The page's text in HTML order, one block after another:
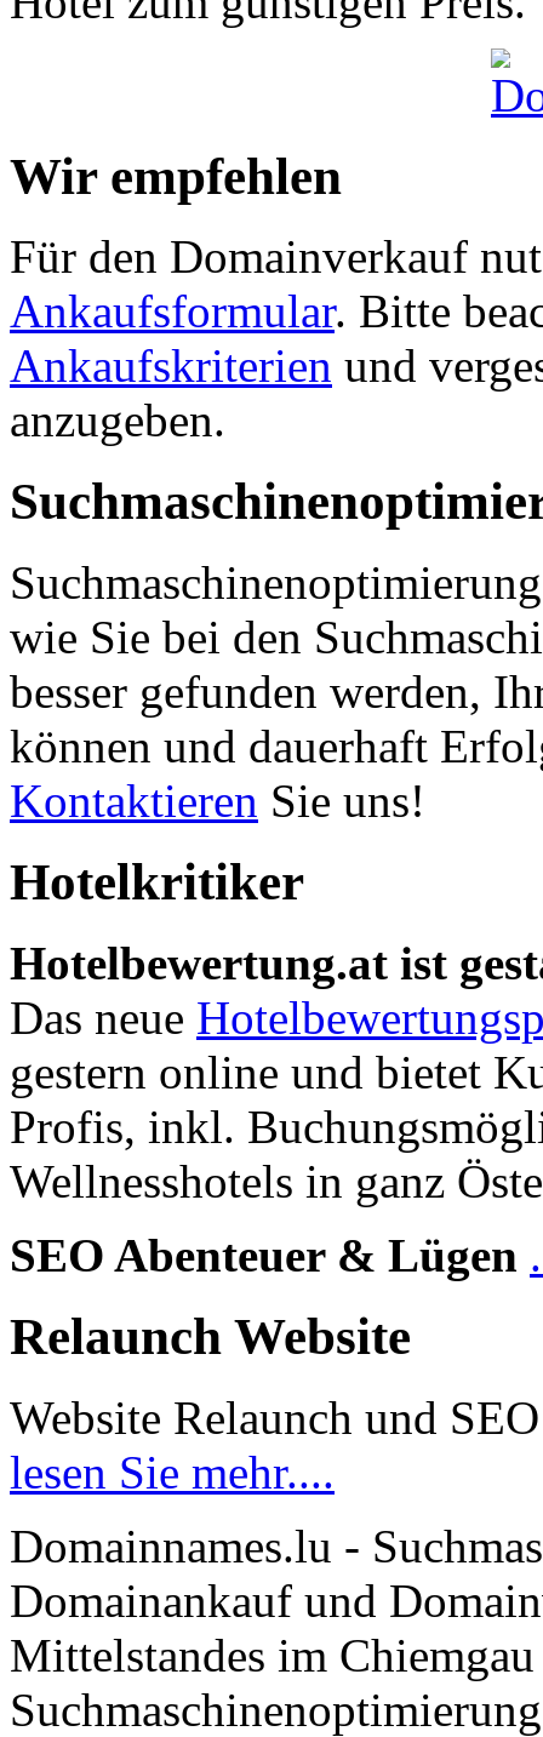
Wir empfehlen
Für den Domainverkauf
Ankaufsformular. Bitte
Ankaufskriterien und
anzugeben.
wie Sie bei den
besser gefunden werden,
können und dauerhaft
Kontaktieren Sie uns!
Hotelkritiker
Hotelbewertung.at ist
Das neue
gestern online und bietet
Profis, inkl.
Wellnesshotels in ganz
SEO Abenteuer & Lügen
Relaunch Website
Website Relaunch und SEO
lesen Sie mehr....
Domainnames.lu -
Domainankauf und
Mittelstandes im
Suchmaschinenoptimierung